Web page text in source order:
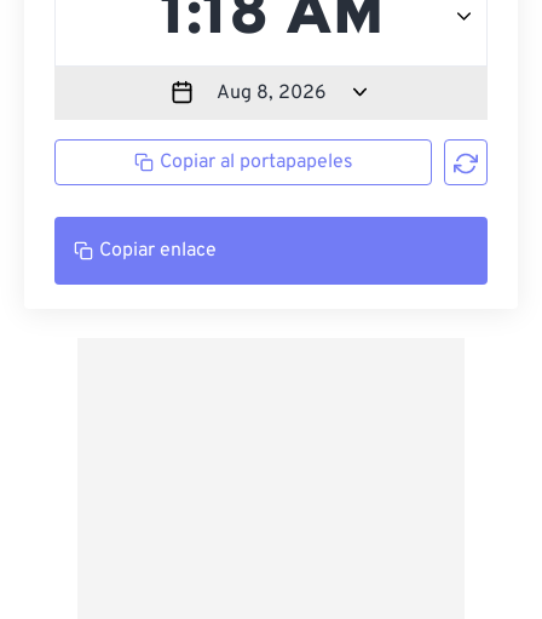
Copiar al portapapeles
Copiar enlace